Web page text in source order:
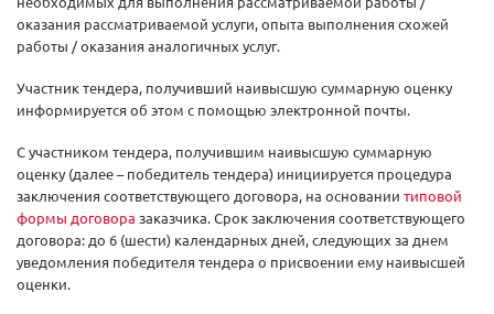
оказания рассматриваемой услуги, опыта выполнения схожей
работы / оказания аналогичных услуг.
Участник тендера, получивший наивысшую суммарную оценку
информируется об этом с помощью электронной почты.
С участником тендера, получившим наивысшую суммарную
оценку (далее – победитель тендера) инициируется процедура
заключения соответствующего договора, на основании типовой
формы договора заказчика. Срок заключения соответствующего
договора: до 6 (шести) календарных дней, следующих за днем
уведомления победителя тендера о присвоении ему наивысшей
оценки.